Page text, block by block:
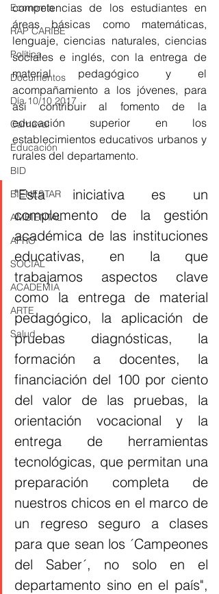
Economía
RAP CARIBE
Política
Documentos
Día 10/10 2017
Carnaval
Educación
BID
BIENESTAR
AMBIENTAL
AFRO
SOCIAL
ACADEMIA
ARTE
Salud
competencias de los estudiantes en
áreas básicas como matemáticas,
lenguaje, ciencias naturales, ciencias
sociales e inglés, con la entrega de
material pedagógico y el
acompañamiento a los jóvenes, para
así contribuir al fomento de la
educación superior en los
establecimientos educativos urbanos y
rurales del departamento.
"Esta iniciativa es un
complemento de la gestión
académica de las instituciones
educativas, en la que
trabajamos aspectos clave
como la entrega de material
pedagógico, la aplicación de
pruebas diagnósticas, la
formación a docentes, la
financiación del 100 por ciento
del valor de las pruebas, la
orientación vocacional y la
entrega de herramientas
tecnológicas, que permitan una
preparación completa de
nuestros chicos en el marco de
un regreso seguro a clases
para que sean los ´Campeones
del Saber´, no solo en el
departamento sino en el país",